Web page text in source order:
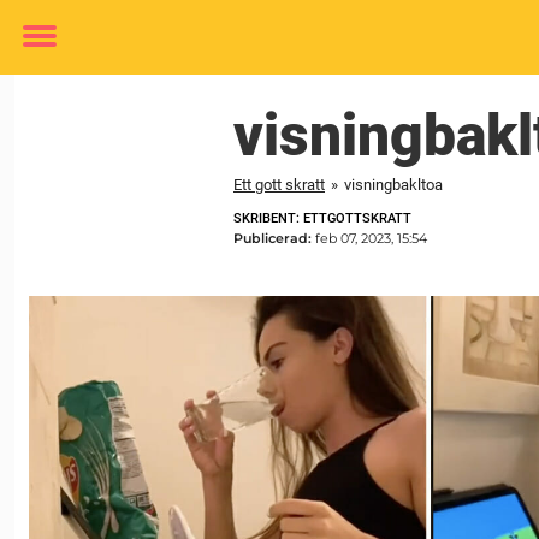
Toggle
Ett gott skratt » visningbakltoa
SKRIBENT: ETTGOTTSKRATT
Publicerad: feb 07, 2023, 15:54